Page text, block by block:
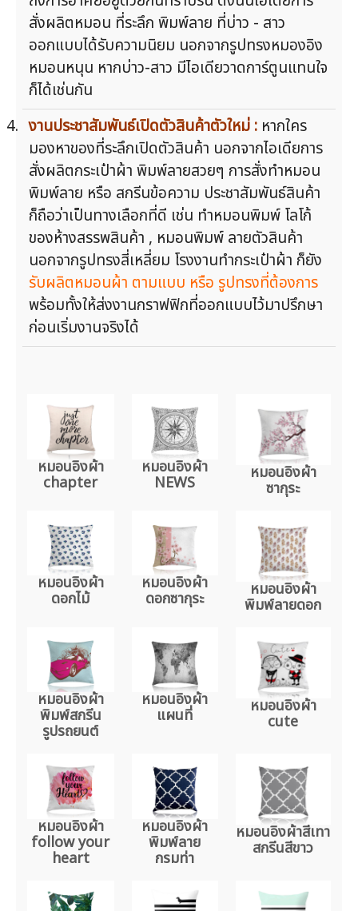
สั่งผลิตหมอน ที่ระลึก พิมพ์ลาย ที่บ่าว - สาว
ออกแบบได้รับความนิยม นอกจากรูปทรงหมองอิง
หมอนหนุน หากบ่าว-สาว มีไอเดียวาดการ์ตูนแทนใจ
ก็ได้เช่นกัน
งานประชาสัมพันธ์เปิดตัวสินค้าตัวใหม่ : หากใคร
มองหาของที่ระลึกเปิดตัวสินค้า นอกจากไอเดียการ
สั่งผลิตกระเป๋าผ้า พิมพ์ลายสวยๆ การสั่งทำหมอน
พิมพ์ลาย หรือ สกรีนข้อความ ประชาสัมพันธ์สินค้า
ก็ถือว่าเป็นทางเลือกที่ดี เช่น ทำหมอนพิมพ์ โลโก้
ของห้างสรรพสินค้า , หมอนพิมพ์ ลายตัวสินค้า
นอกจากรูปทรงสี่เหลี่ยม โรงงานทำกระเป๋าผ้า ก็ยัง
รับผลิตหมอนผ้า ตามแบบ หรือ รูปทรงที่ต้องการ
พร้อมทั้งให้ส่งงานกราฟฟิกที่ออกแบบไว้มาปรึกษา
ก่อนเริ่มงานจริงได้
หมอนอิงผ้า
chapter
หมอนอิงผ้า
NEWS หมอนอิงผ้า
ซากุระ
หมอนอิงผ้า
ดอกไม้
หมอนอิงผ้า
ดอกซากุระ หมอนอิงผ้า
พิมพ์ลายดอก
หมอนอิงผ้า
พิมพ์สกรีน
รูปรถยนต์
หมอนอิงผ้า
แผนที่ หมอนอิงผ้า
cute
หมอนอิงผ้า
follow your
heart
หมอนอิงผ้า
พิมพ์ลาย
กรมท่า
หมอนอิงผ้าสีเทา
สกรีนสีขาว